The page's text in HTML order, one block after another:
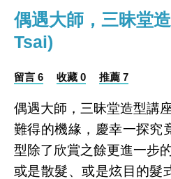
偶遇大師，三昧堂
Tsai)
留言 6 收藏 0 推薦 7
偶遇大師，三昧堂造型講
難得的機緣，慶幸一探究
型除了欣賞之餘更進一步的
或是散髮、或是炫目的髮